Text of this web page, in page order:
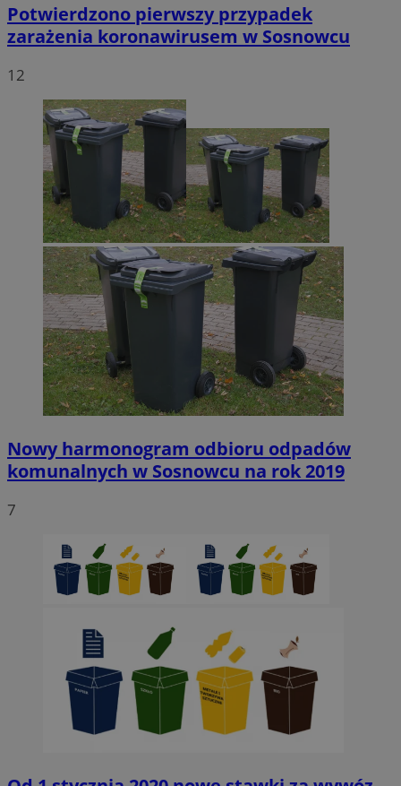
Potwierdzono pierwszy przypadek
zarażenia koronawirusem w Sosnowcu
12
Nowy harmonogram odbioru odpadów
komunalnych w Sosnowcu na rok 2019
7